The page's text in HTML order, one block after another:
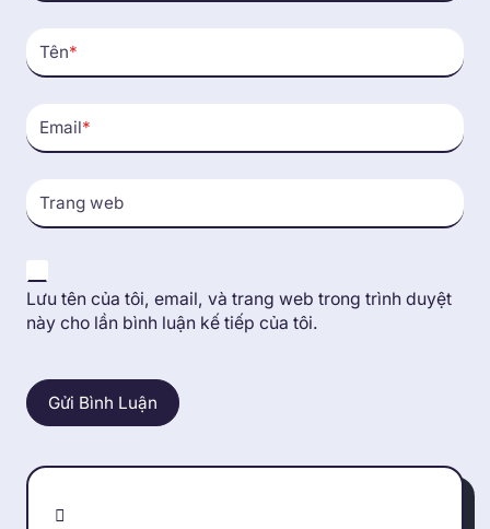
Tên*
Email*
Trang web
Lưu tên của tôi, email, và trang web trong trình duyệt
này cho lần bình luận kế tiếp của tôi.